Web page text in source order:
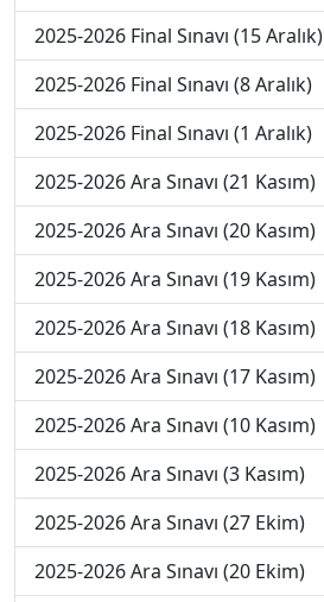
2025-2026 Final Sınavı (15 Aralık)
2025-2026 Final Sınavı (8 Aralık)
2025-2026 Final Sınavı (1 Aralık)
2025-2026 Ara Sınavı (21 Kasım)
2025-2026 Ara Sınavı (20 Kasım)
2025-2026 Ara Sınavı (19 Kasım)
2025-2026 Ara Sınavı (18 Kasım)
2025-2026 Ara Sınavı (17 Kasım)
2025-2026 Ara Sınavı (10 Kasım)
2025-2026 Ara Sınavı (3 Kasım)
2025-2026 Ara Sınavı (27 Ekim)
2025-2026 Ara Sınavı (20 Ekim)